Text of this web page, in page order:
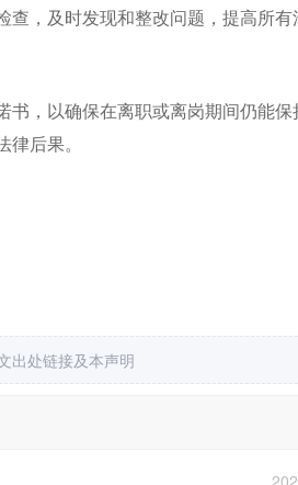
查，及时发现和整改问题，提高所有
书，以确保在离职或离岗期间仍能保
后果。
出处链接及本声明